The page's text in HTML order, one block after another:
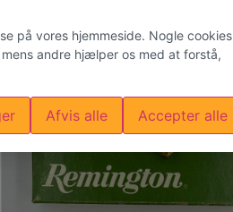
på vores hjemmeside. Nogle cookies
andre hjælper os med at forstå,
Afvis alle Accepter alle